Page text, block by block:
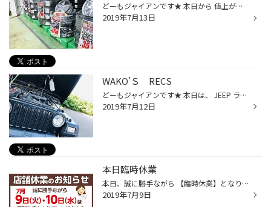
どーもジャイアンです★ 本日から 値上がり前ＳＡＬＥ開催いたしました★★★ 7/13(土)～7/28(日)まで お買い得ホイルＳＥＴもご用意しております (店頭ガレージにて展示中) 当店に在庫がなくても大丈夫♪ 全国ネットワークにて タイヤをお探しいたします★★★ お気軽にお問い合わせください♪
2019年7月13日
WAKO’Ｓ RECS
どーもジャイアンです★ 本日は、 JEEP ラングラーへ WAKO’S RECS 施工させていただきました 排気量４０００ccの 怪力君になりますので RECSの施工も約２時間かかりました。。 そして、 いざ、アクセル全開～ 今までに 見たことのない 煙の量でした！！！！！ これはかなり 期待できそうですね★★★ RE...
2019年7月12日
本日臨時休業
本日、誠に勝手ながら 【臨時休業】となります 次の営業は 7/11(木) 朝10：00～となります お間違えの無いようお願いいたします。
2019年7月9日